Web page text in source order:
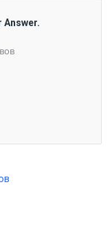
Answer.